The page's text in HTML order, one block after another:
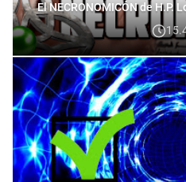
El NECRONOMICÓN de H.P.